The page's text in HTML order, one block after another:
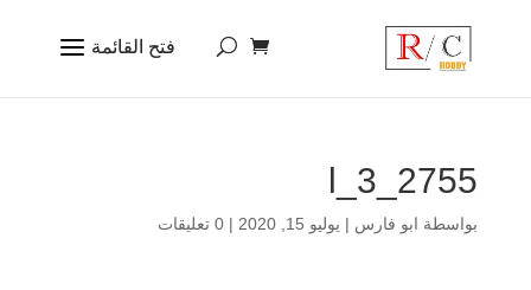
2755_3_l
بواسطة ابو فارس | يوليو 15, 2020 | 0 تعليقات